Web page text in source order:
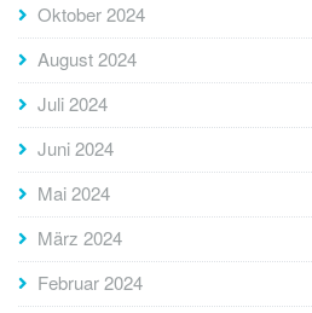
Oktober 2024
August 2024
Juli 2024
Juni 2024
Mai 2024
März 2024
Februar 2024